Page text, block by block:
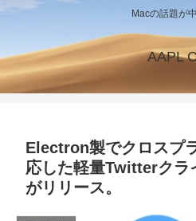
Macの話題が
AAPL
Electron製でクロスプ
応した軽量Twitterクラ
がリリース。